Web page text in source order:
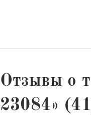
Отзывы о
23084»